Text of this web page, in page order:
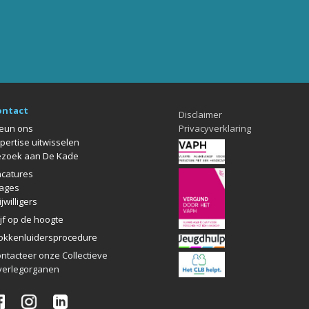
ons
uitwisselen
aan De Kade
op de hoogte
dersprocedure
onze Collectieve
Disclaimer
Privacyverklaring